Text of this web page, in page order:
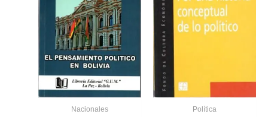
Nacionales Política